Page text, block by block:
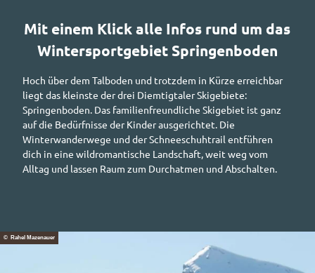
Mit einem Klick alle Infos rund um das
Wintersportgebiet Springenboden
Hoch über dem Talboden und trotzdem in Kürze erreichbar
liegt das kleinste der drei Diemtigtaler Skigebiete:
Springenboden. Das familienfreundliche Skigebiet ist ganz
auf die Bedürfnisse der Kinder ausgerichtet. Die
Winterwanderwege und der Schneeschuhtrail entführen
dich in eine wildromantische Landschaft, weit weg vom
Alltag und lassen Raum zum Durchatmen und Abschalten.
© Rahel Mazenauer